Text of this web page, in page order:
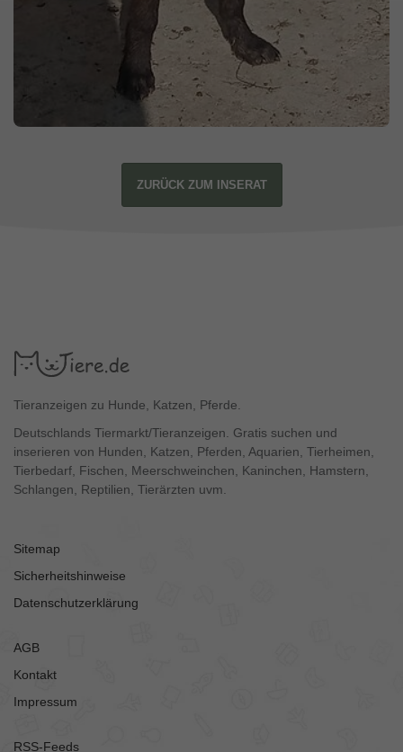
ZURÜCK ZUM INSERAT
Tieranzeigen zu Hunde, Katzen, Pferde.
Deutschlands Tiermarkt/Tieranzeigen. Gratis suchen und
inserieren von Hunden, Katzen, Pferden, Aquarien, Tierheimen,
Tierbedarf, Fischen, Meerschweinchen, Kaninchen, Hamstern,
Schlangen, Reptilien, Tierärzten uvm.
Sitemap
Sicherheitshinweise
Datenschutzerklärung
AGB
Kontakt
Impressum
RSS-Feeds